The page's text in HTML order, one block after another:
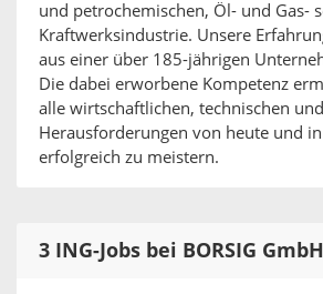
und petrochemischen, Öl- und Gas-
Kraftwerksindustrie. Unsere
aus einer über 185-jährigen
Die dabei erworbene Kompetenz
alle wirtschaftlichen, technischen
Herausforderungen von heute und
erfolgreich zu meistern.
3 ING-Jobs bei BORSIG GmbH